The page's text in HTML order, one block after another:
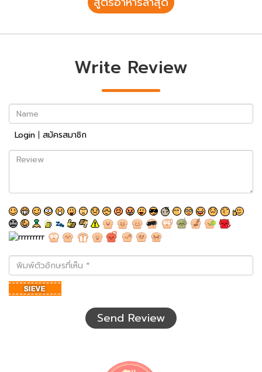
Write Review
Name
Login | สมัครสมาชิก
Review
พิมพ์
ตัว
อักษร
ที่
Send Review